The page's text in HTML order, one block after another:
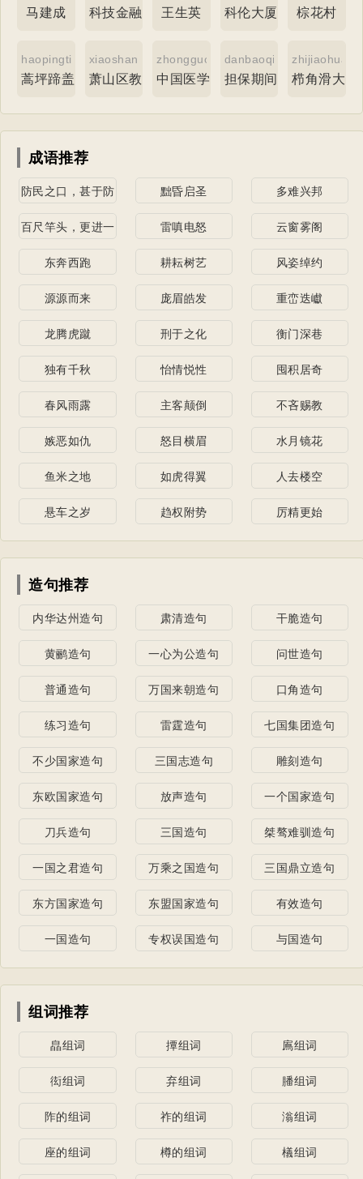
马建成 科技金融平台王生英 科伦大厦 棕花村
haopingtigaijue
蒿坪蹄盖蕨
xiaoshanqujiaoyuju
萧山区教育局
zhongguoyixuejianyan
中国医学检验
danbaoqijian
担保期间 栉角滑大蚊
成语推荐
防民之口，甚于防
黜昏启圣 多难兴邦
百尺竿头，更进一
雷嗔电怒 云窗雾阁
东奔西跑 耕耘树艺 风姿绰约
源源而来 庞眉皓发 重峦迭巘
龙腾虎蹴 刑于之化 衡门深巷
独有千秋 怡情悦性 囤积居奇
春风雨露 主客颠倒 不吝赐教
嫉恶如仇 怒目横眉 水月镜花
鱼米之地 如虎得翼 人去楼空
悬车之岁 趋权附势 厉精更始
造句推荐
内华达州造句 肃清造句 干脆造句
黄鹂造句 一心为公造句 问世造句
普通造句 万国来朝造句 口角造句
练习造句 雷霆造句 七国集团造句
不少国家造句 三国志造句 雕刻造句
东欧国家造句 放声造句 一个国家造句
刀兵造句 三国造句 桀骜难驯造句
一国之君造句 万乘之国造句 三国鼎立造句
东方国家造句 东盟国家造句 有效造句
一国造句 专权误国造句 与国造句
组词推荐
皛组词 撢组词 鳸组词
衒组词 弃组词 膰组词
阼的组词 祚的组词 滃组词
座的组词 樽的组词 檥组词